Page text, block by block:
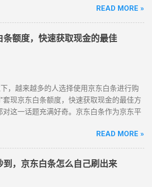
所以在选择时一定要谨慎，避免不必要的支
京东白条进行消费。你可以通过购买一些
如电子产品、家居用品等），然后再通过
获取现金。不过，选择这类商家的时候要
分换现金 有些时候，京东白条用户在使用
量的积分，这些积分可以兑换一些优惠券
时候，你可以将这些商品转卖，或者利用
方式高，但也是一个不错的...
去，从而实现现金的获取。 具体操作方法
中选定一款自营商品，最好是那些市场需
品，如电子产品、家电等。然后使用京东
完成后，您可以选择将这些商品转手卖给
作简便，但可能会遇到一些风险。例如，
期的顺利，或者可能面临价格折损。因
慎重，确保所选商品能快速流通并且市场
上还有一些专门的平台提供京东白条额度套
，便可以迅速获取现金。 这种方法相对较
，适合急需现金的人。但是，使用第三方
助到同样面临资金需求的你们。 在提取京东
先了解了白条的基本功能和提取规则。通
，我明确了提取额度需要满足的条件和操
注意到了一些可能影响提取速度和额度的
、信用记录等。 为了提高提取速度，我提
我确保自己的京东账户信息完整、准确，
体账号，以便及时了解最新的提取政策和
取方式时，我对比了多种不同的方法。经
了通过京东金融APP进行在线提取。这种
提取申请，并实时查看提取进度。 在提取过
金的安全性。我确保使用的设备安全无病
息。同时，我还留意了交易过程中的风险
READ MORE »
条额度，快速获取现金的最佳
，越来越多的人选择使用京东白条进行购
套现京东白条额度，快速获取现金的最佳方
对这一话题充满好奇。京东白条作为京东平
购物的一部分。而对于一些急需现金的用户
白条额度成了一个亟待解决的问题。本文
巧，帮助你在合法合规的前提下，合理地
快速获取现金。 什么是京东白条？ 京东白
信贷产品，用户可以在京东购物时选择先
READ MORE »
到，京东白条怎么自己刷出来